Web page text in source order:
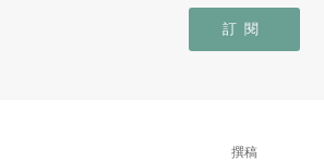
訂閱
撰稿